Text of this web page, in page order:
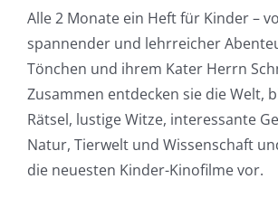
Alle 2 Monate ein Heft für Kinder –
spannender und lehrreicher
Tönchen und ihrem Kater Herrn
Zusammen entdecken sie die Welt,
Rätsel, lustige Witze, interessante
Natur, Tierwelt und Wissenschaft
die neuesten Kinder-Kinofilme vor.